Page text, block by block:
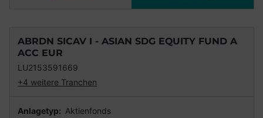
ABRDN SICAV I - ASIAN SDG EQUITY FUND A
ACC EUR
LU2153591669
+4 weitere Tranchen
Anlagetyp: Aktienfonds